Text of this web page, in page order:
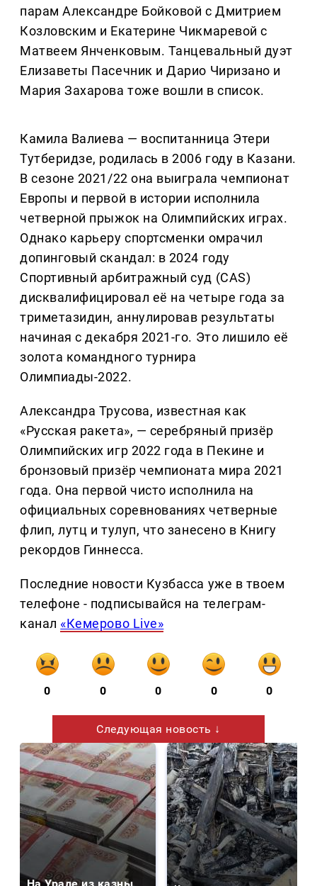
парам Александре Бойковой с Дмитрием
Козловским и Екатерине Чикмаревой с
Матвеем Янченковым. Танцевальный дуэт
Елизаветы Пасечник и Дарио Чиризано и
Мария Захарова тоже вошли в список.
Камила Валиева — воспитанница Этери
Тутберидзе, родилась в 2006 году в Казани.
В сезоне 2021/22 она выиграла чемпионат
Европы и первой в истории исполнила
четверной прыжок на Олимпийских играх.
Однако карьеру спортсменки омрачил
допинговый скандал: в 2024 году
Спортивный арбитражный суд (CAS)
дисквалифицировал её на четыре года за
триметазидин, аннулировав результаты
начиная с декабря 2021-го. Это лишило её
золота командного турнира
Олимпиады-2022.
Александра Трусова, известная как
«Русская ракета», — серебряный призёр
Олимпийских игр 2022 года в Пекине и
бронзовый призёр чемпионата мира 2021
года. Она первой чисто исполнила на
официальных соревнованиях четверные
флип, лутц и тулуп, что занесено в Книгу
рекордов Гиннесса.
Последние новости Кузбасса уже в твоем
телефоне - подписывайся на телеграм-
канал «Кемерово Live»
0 0 0 0 0
Следующая новость ↓